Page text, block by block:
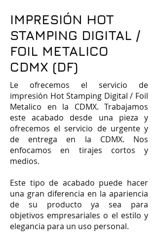
IMPRESIÓN HOT
STAMPING DIGITAL /
FOIL METALICO
CDMX (DF)
Le ofrecemos el servicio de
impresión Hot Stamping Digital / Foil
Metalico en la CDMX. Trabajamos
este acabado desde una pieza y
ofrecemos el servicio de urgente y
de entrega en la CDMX. Nos
enfocamos en tirajes cortos y
medios.
Este tipo de acabado puede hacer
una gran diferencia en la apariencia
de su producto ya sea para
objetivos empresariales o el estilo y
elegancia para un uso personal.